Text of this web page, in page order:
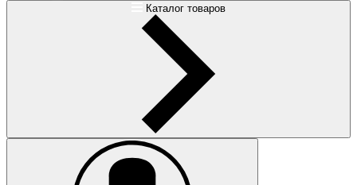
Каталог товаров